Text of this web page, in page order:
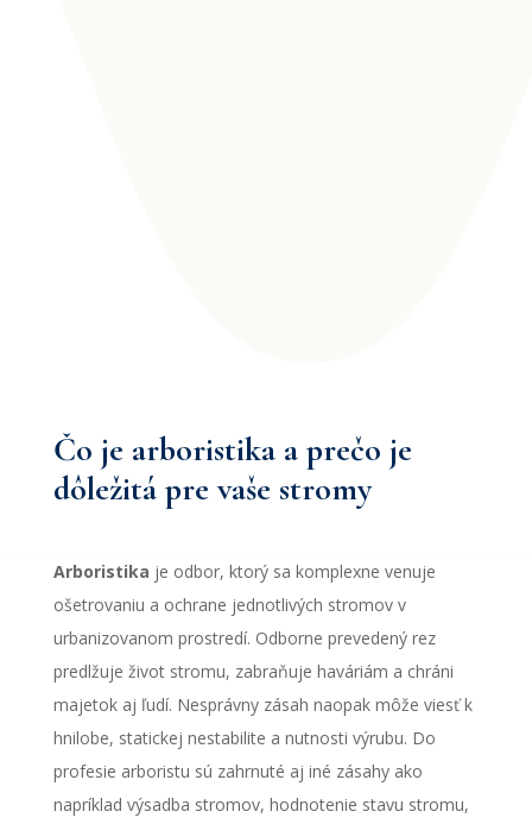
Čo je arboristika a prečo je
dôležitá pre vaše stromy
Arboristika je odbor, ktorý sa komplexne venuje
ošetrovaniu a ochrane jednotlivých stromov v
urbanizovanom prostredí. Odborne prevedený rez
predlžuje život stromu, zabraňuje haváriám a chráni
majetok aj ľudí. Nesprávny zásah naopak môže viesť k
hnilobe, statickej nestabilite a nutnosti výrubu. Do
profesie arboristu sú zahrnuté aj iné zásahy ako
napríklad výsadba stromov, hodnotenie stavu stromu,